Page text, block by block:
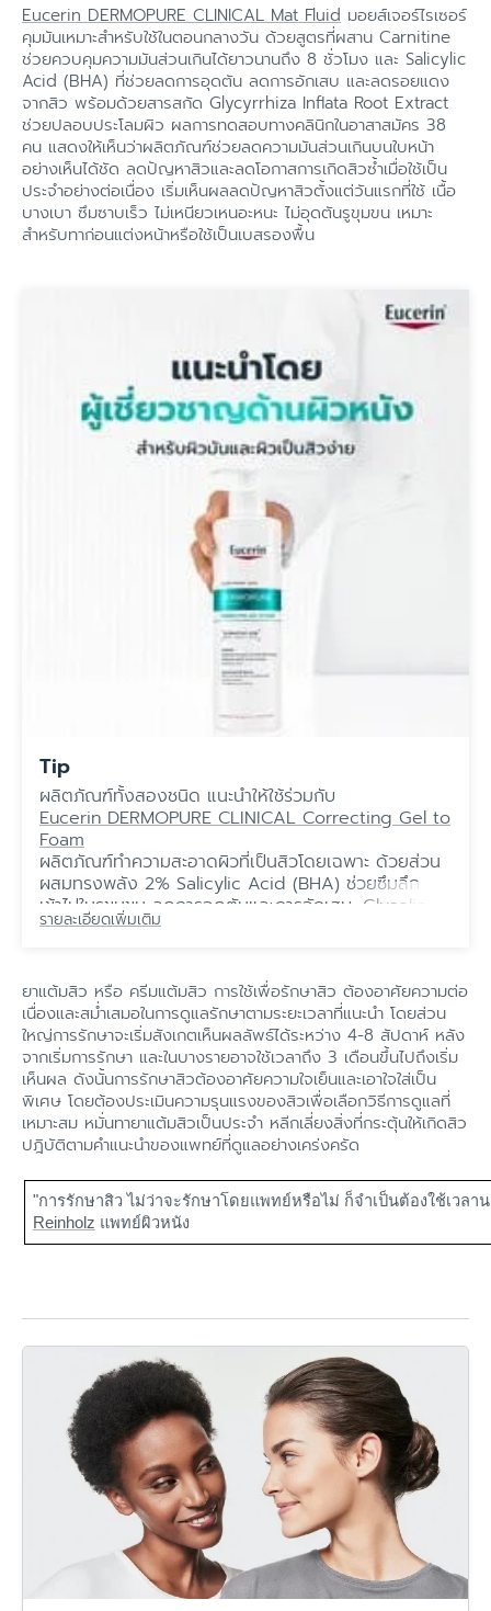
Eucerin DERMOPURE CLINICAL Mat Fluid มอยส์เจอร์ไรเซอร์
คุมมันเหมาะสำหรับใช้ในตอนกลางวัน ด้วยสูตรที่ผสาน Carnitine
ช่วยควบคุมความมันส่วนเกินได้ยาวนานถึง 8 ชั่วโมง และ Salicylic
Acid (BHA) ที่ช่วยลดการอุดตัน ลดการอักเสบ และลดรอยแดง
จากสิว พร้อมด้วยสารสกัด Glycyrrhiza Inflata Root Extract
ช่วยปลอบประโลมผิว ผลการทดสอบทางคลินิกในอาสาสมัคร 38
คน แสดงให้เห็นว่าผลิตภัณฑ์ช่วยลดความมันส่วนเกินบนใบหน้า
อย่างเห็นได้ชัด ลดปัญหาสิวและลดโอกาสการเกิดสิวซ้ำเมื่อใช้เป็น
ประจำอย่างต่อเนื่อง เริ่มเห็นผลลดปัญหาสิวตั้งแต่วันแรกที่ใช้ เนื้อ
บางเบา ซึมซาบเร็ว ไม่เหนียวเหนอะหนะ ไม่อุดตันรูขุมขน เหมาะ
สำหรับทาก่อนแต่งหน้าหรือใช้เป็นเบสรองพื้น
Tip
ผลิตภัณฑ์ทั้งสองชนิด แนะนำให้ใช้ร่วมกับ
Eucerin DERMOPURE CLINICAL Correcting Gel to
Foam
ผลิตภัณฑ์ทำความสะอาดผิวที่เป็นสิวโดยเฉพาะ ด้วยส่วน
ผสมทรงพลัง 2% Salicylic Acid (BHA) ช่วยซึมลึก
เข้าไปในรูขุมขน ลดการอุดตันและการอักเสบ, Glycolic
Acid (AHA) ผลัดเซลล์ผิวเก่าที่คล้ำเสีย กระตุ้นการสร้าง
ร่วมกันจัดการทั้งสิวอุดตันและสิวอักเสบได้อย่างมี
ประสิทธิภาพ
รายละเอียดเพิ่มเติม
ยาแต้มสิว หรือ ครีมแต้มสิว การใช้เพื่อรักษาสิว ต้องอาศัยความต่อ
เนื่องและสม่ำเสมอในการดูแลรักษาตามระยะเวลาที่แนะนำ โดยส่วน
ใหญ่การรักษาจะเริ่มสังเกตเห็นผลลัพธ์ได้ระหว่าง 4-8 สัปดาห์ หลัง
จากเริ่มการรักษา และในบางรายอาจใช้เวลาถึง 3 เดือนขึ้นไปถึงเริ่ม
เห็นผล ดังนั้นการรักษาสิวต้องอาศัยความใจเย็นและเอาใจใส่เป็น
พิเศษ โดยต้องประเมินความรุนแรงของสิวเพื่อเลือกวิธีการดูแลที่
เหมาะสม หมั่นทายาแต้มสิวเป็นประจำ หลีกเลี่ยงสิ่งที่กระตุ้นให้เกิดสิว
ปฎิบัติตามคำแนะนำของแพทย์ที่ดูแลอย่างเคร่งครัด
"การรักษาสิว ไม่ว่าจะรักษาโดยแพทย์หรือไม่ ก็จำเป็นต้องใช้เวล
Reinholz แพทย์ผิวหนัง